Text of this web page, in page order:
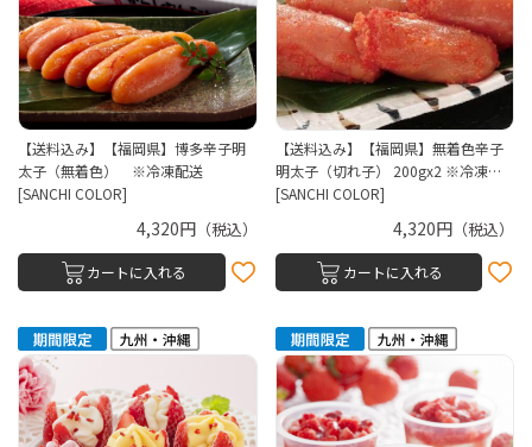
【送料込み】【福岡県】博多辛子明
太子（無着色） ※冷凍配送
[SANCHI COLOR]
4,320円（税込）
カートに入れる
【送料込み】【福岡県】無着色辛子
明太子（切れ子） 200gx2 ※冷凍…
[SANCHI COLOR]
4,320円 （税込）
カートに入れる